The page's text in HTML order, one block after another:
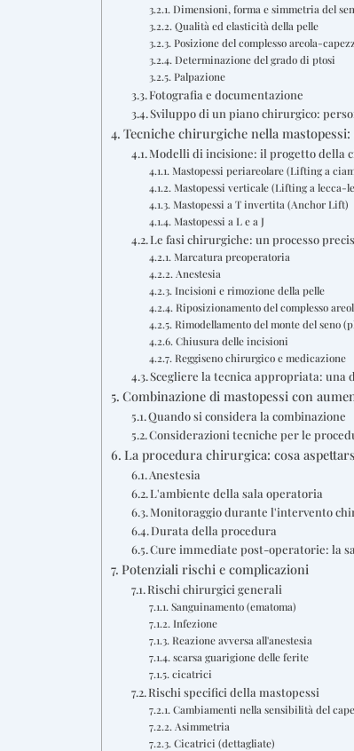
Dimensioni, forma e simmetria del
Qualità ed elasticità della pelle
Posizione del complesso areola-
Determinazione del grado di ptosi
Palpazione
Fotografia e documentazione
Sviluppo di un piano chirurgico:
Tecniche chirurgiche nella
Modelli di incisione: il progetto della
Mastopessi periareolare (Lifting a
Mastopessi verticale (Lifting a lecca-
Mastopessi a T invertita (Anchor Lift)
Mastopessi a L e a J
Le fasi chirurgiche: un processo
Marcatura preoperatoria
Anestesia
Incisioni e rimozione della pelle
Riposizionamento del complesso
Rimodellamento del monte del seno
Chiusura delle incisioni
Reggiseno chirurgico e medicazione
Scegliere la tecnica appropriata: una
Combinazione di mastopessi con
Quando si considera la combinazione
Considerazioni tecniche per le
La procedura chirurgica: cosa
Anestesia
L'ambiente della sala operatoria
Monitoraggio durante l'intervento
Durata della procedura
Cure immediate post-operatorie: la
Potenziali rischi e complicazioni
Rischi chirurgici generali
Sanguinamento (ematoma)
Infezione
Reazione avversa all'anestesia
scarsa guarigione delle ferite
cicatrici
Rischi specifici della mastopessi
Cambiamenti nella sensibilità del
Asimmetria
Cicatrici (dettagliate)